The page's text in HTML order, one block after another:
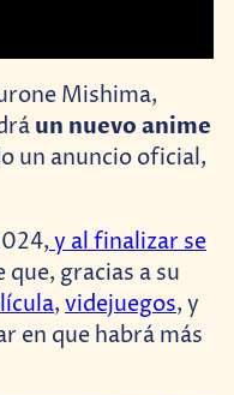
Mishima,
un nuevo anime
un anuncio oficial,
y al finalizar se
que, gracias a su
, videjuegos, y
en que habrá más